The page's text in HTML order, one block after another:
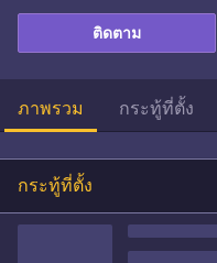
ติดตาม
ภาพรวม กระทู้ที่ตั้ง
กระทู้ที่ตั้ง